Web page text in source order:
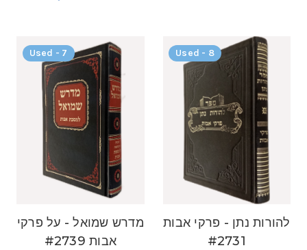
Used - 7
מדרש שמואל - על פרקי
אבות #2739
Used - 8
להורות נתן - פרקי אבות
#2731